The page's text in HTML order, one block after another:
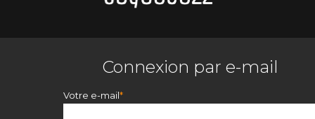
Connexion par e-mail
Votre e-mail